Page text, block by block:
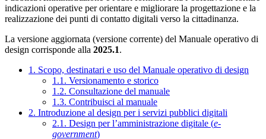
indicazioni operative per orientare e migliorare la progettazione e la
realizzazione dei punti di contatto digitali verso la cittadinanza.
La versione aggiornata (versione corrente) del Manuale operativo di
design corrisponde alla 2025.1.
1. Scopo, destinatari e uso del Manuale operativo di design
1.1. Versionamento e storico
1.2. Consultazione del manuale
1.3. Contribuisci al manuale
2. Introduzione al design per i servizi pubblici digitali
2.1. Design per l’amministrazione digitale (e-
government)